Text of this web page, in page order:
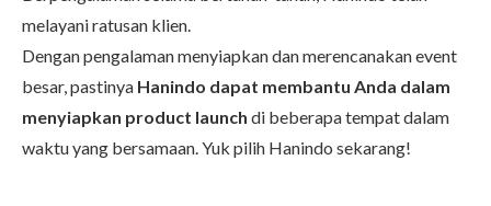
melayani ratusan klien.
Dengan pengalaman menyiapkan dan merencanakan event
besar, pastinya Hanindo dapat membantu Anda dalam
menyiapkan product launch di beberapa tempat dalam
waktu yang bersamaan. Yuk pilih Hanindo sekarang!